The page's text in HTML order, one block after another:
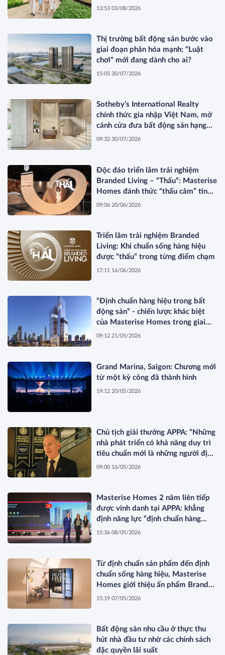
13:53 03/08/2026
Thị trường bất động sản bước vào
giai đoạn phân hóa mạnh: "Luật
chơi" mới đang dành cho ai?
15:05 30/07/2026
Sotheby’s International Realty
chính thức gia nhập Việt Nam, mở
cánh cửa đưa bất động sản hạng
sang kết nối toàn cầu
09:32 30/07/2026
Độc đáo triển lãm trải nghiệm
Branded Living – “Thấu”: Masterise
Homes đánh thức “thấu cảm” tinh
hoa về không gian sống hàng hiệu
09:06 20/06/2026
Triển lãm trải nghiệm Branded
Living: Khi chuẩn sống hàng hiệu
được “thấu” trong từng điểm chạm
17:11 16/06/2026
“Định chuẩn hàng hiệu trong bất
động sản” - chiến lược khác biệt
của Masterise Homes trong giai
đoạn thị trường tái cấu trúc
09:12 21/05/2026
Grand Marina, Saigon: Chương mới
từ một kỳ công đã thành hình
19:12 20/05/2026
Chủ tịch giải thưởng APPA: “Những
nhà phát triển có khả năng duy trì
tiêu chuẩn mới là những người định
hình thị trường”
09:00 16/05/2026
Masterise Homes 2 năm liên tiếp
được vinh danh tại APPA: khẳng
định năng lực “định chuẩn hàng
hiệu” được quốc tế công nhận
15:36 08/05/2026
Từ định chuẩn sản phẩm đến định
chuẩn sống hàng hiệu, Masterise
Homes giới thiệu ấn phẩm Branded
Living Magazine
15:19 07/05/2026
Bất động sản nhu cầu ở thực thu
hút nhà đầu tư nhờ các chính sách
đặc quyền lãi suất